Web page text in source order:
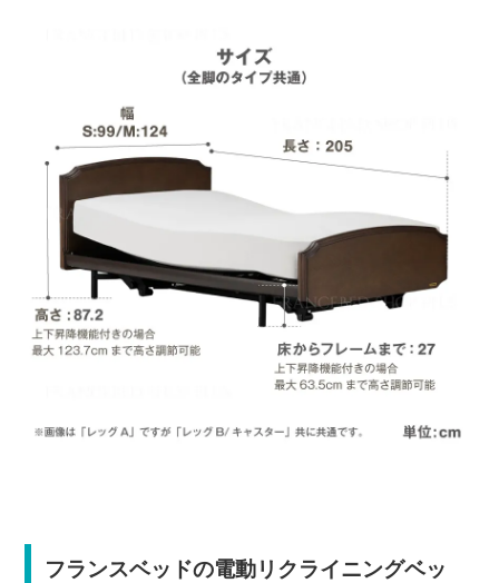
フランスベッドの電動リクライニングベッ